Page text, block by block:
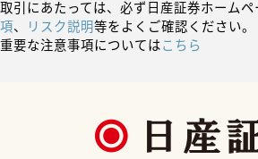
取引にあたっては、必ず日産証券ホームペ
項、 リスク説明等をよくご確認ください。
重要な注意事項についてはこちら